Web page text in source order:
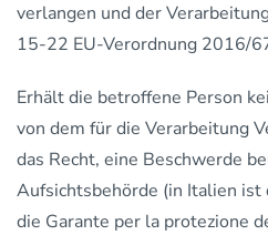
verlangen und der
15-22 EU-Verordnung 2016/
Erhält die betroffene Person
von dem für die Verarbeitung
das Recht, eine Beschwerde
Aufsichtsbehörde (in Italien ist
die Garante per la protezione